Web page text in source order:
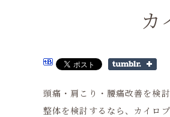
カ
頭痛・肩こり・腰痛改善を検
整体を検討するなら、カイロ